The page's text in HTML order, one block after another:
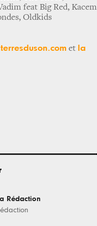
feat Big Red, Kacem
Oldkids
terresduson.com et la
Rédaction